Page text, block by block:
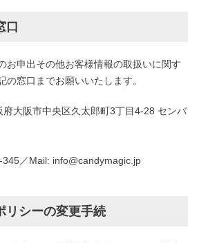
口
お申出その他お客様情報の取扱いに関す
の窓口までお願いいたします。
大阪市中央区久太郎町3丁目4-28 センバ
／Mail: info@candymagic.jp
リシーの変更手続